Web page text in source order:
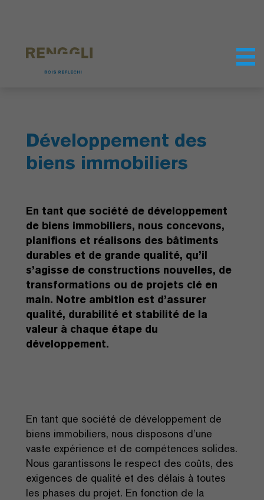
Développement des
biens immobiliers
En tant que société de développement
de biens immobiliers, nous concevons,
planifions et réalisons des bâtiments
durables et de grande qualité, qu’il
s’agisse de constructions nouvelles, de
transformations ou de projets clé en
main. Notre ambition est d’assurer
qualité, durabilité et stabilité de la
valeur à chaque étape du
développement.
En tant que société de développement de
biens immobiliers, nous disposons d’une
vaste expérience et de compétences solides.
Nous garantissons le respect des coûts, des
exigences de qualité et des délais à toutes
les phases du projet. En fonction de la